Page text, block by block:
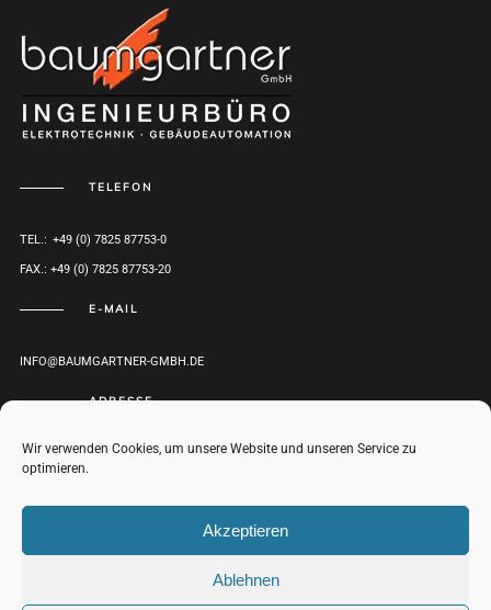
Wir verwenden Cookies, um unsere Website und unseren Service zu
optimieren.
Akzeptieren
Ablehnen
TELEFON
TEL.: +49 (0) 7825 87753-0
FAX.: +49 (0) 7825 87753-20
E-MAIL
INFO@BAUMGARTNER-GMBH.DE
ADRESSE
HERRENWEG 1
D-77971 KIPPENHEIM
ROUTENPLANER